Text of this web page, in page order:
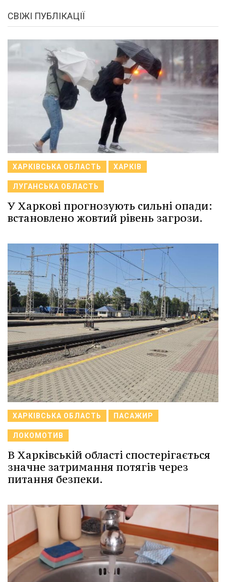
СВІЖІ ПУБЛІКАЦІЇ
ХАРКІВСЬКА ОБЛАСТЬ ХАРКІВ
ЛУГАНСЬКА ОБЛАСТЬ
У Харкові прогнозують сильні опади:
встановлено жовтий рівень загрози.
ХАРКІВСЬКА ОБЛАСТЬ ПАСАЖИР
ЛОКОМОТИВ
В Харківській області спостерігається
значне затримання потягів через
питання безпеки.